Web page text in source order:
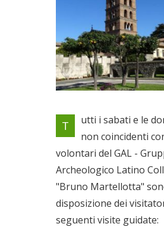
Visite guidate
volontari del GAL -
Archeologico Latino
Albani "Bruno
Il 09/12/2018
T
utti i sabati e le
non coincidenti
volontari del GAL -
Archeologico Latino
"Bruno Martellotta"
disposizione dei
seguenti visite guidate: